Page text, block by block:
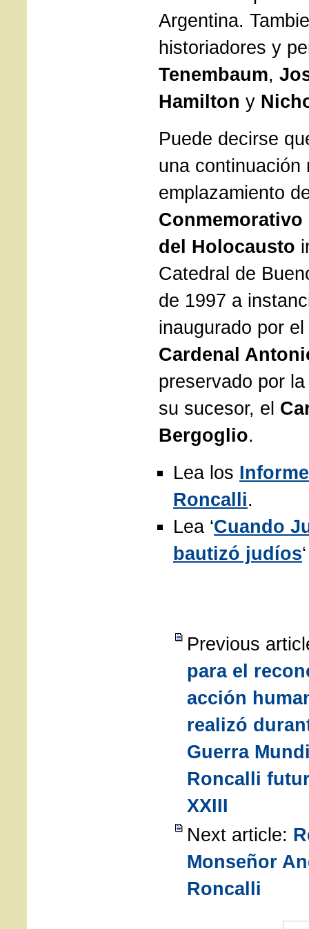
Argentina.
historiadores y
Tenembaum,
Hamilton y
Puede decirse
una continuación
emplazamiento
del Holocausto
Catedral de
de 1997 a
inaugurado por
Cardenal
preservado por
su sucesor, el
Bergoglio.
Lea los
Roncalli.
Lea ‘Cuando
bautizó judíos
Previous
para el
acción
realizó
Guerra
Roncalli
XXIII
Next article:
Monseñor
Roncalli